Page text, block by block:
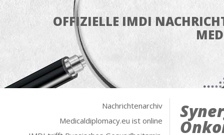
OFFIZIELLE IMDI
Nachrichtenarchiv
Medicaldiplomacy.eu ist online